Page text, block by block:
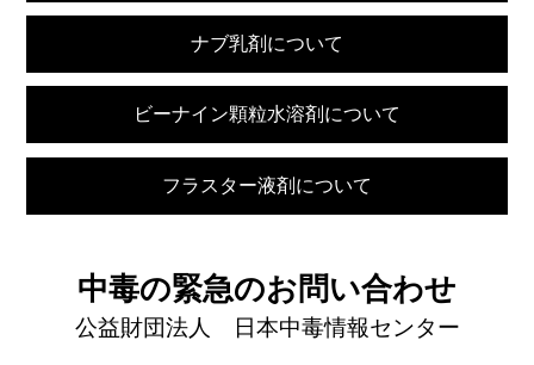
ナブ乳剤について
ビーナイン顆粒水溶剤について
フラスター液剤について
中毒の緊急のお問い合わせ
公益財団法人 日本中毒情報センター